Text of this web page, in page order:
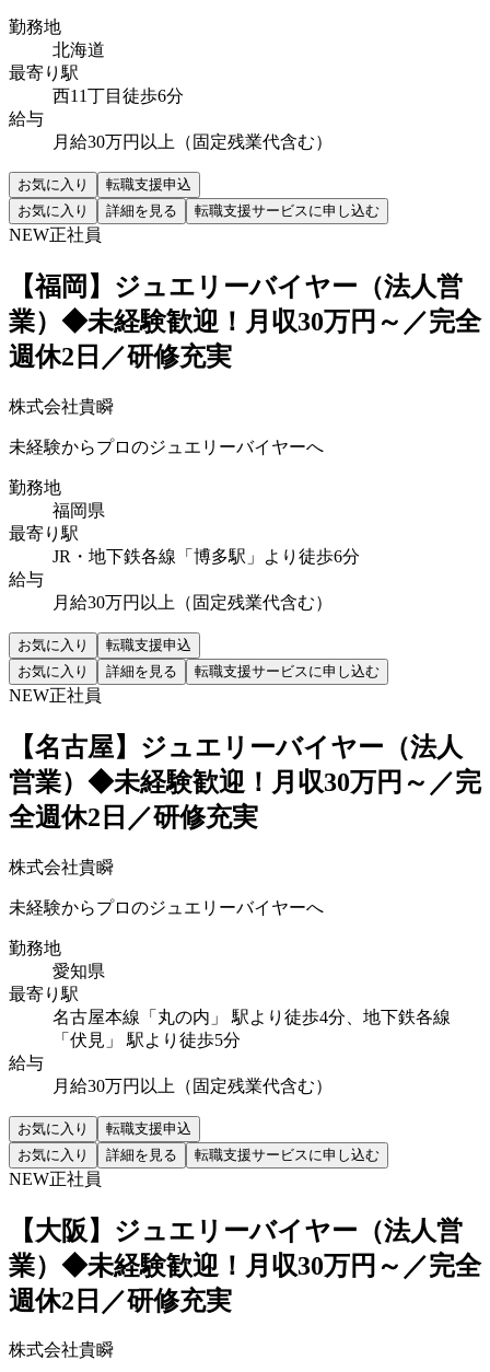
勤務地
北海道
最寄り駅
西11丁目徒歩6分
給与
月給30万円以上（固定残業代含む）
お気に入り
転職支援申込
お気に入り
詳細を見る 転職支援サービスに申し込む
NEW正社員
【福岡】ジュエリーバイヤー（法人営
業）◆未経験歓迎！月収30万円～／完全
週休2日／研修充実
株式会社貴瞬
未経験からプロのジュエリーバイヤーへ
勤務地
福岡県
最寄り駅
JR・地下鉄各線「博多駅」より徒歩6分
給与
月給30万円以上（固定残業代含む）
お気に入り
転職支援申込
お気に入り
詳細を見る 転職支援サービスに申し込む
NEW正社員
【名古屋】ジュエリーバイヤー（法人
営業）◆未経験歓迎！月収30万円～／完
全週休2日／研修充実
株式会社貴瞬
未経験からプロのジュエリーバイヤーへ
勤務地
愛知県
最寄り駅
名古屋本線「丸の内」 駅より徒歩4分、地下鉄各線
「伏見」 駅より徒歩5分
給与
月給30万円以上（固定残業代含む）
お気に入り
転職支援申込
お気に入り
詳細を見る 転職支援サービスに申し込む
NEW正社員
【大阪】ジュエリーバイヤー（法人営
業）◆未経験歓迎！月収30万円～／完全
週休2日／研修充実
株式会社貴瞬